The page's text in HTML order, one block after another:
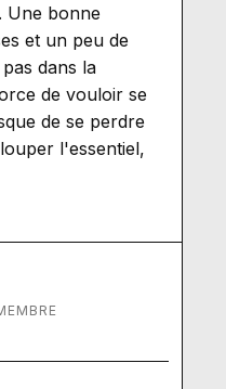
Une bonne
et un peu de
dans la
de vouloir se
de se perdre
l'essentiel,